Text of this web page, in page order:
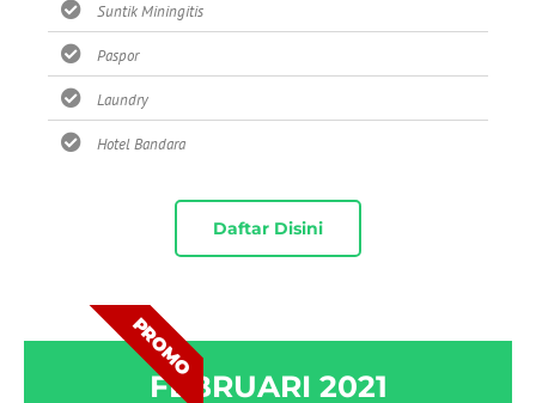
Suntik Miningitis
Paspor
Laundry
Hotel Bandara
Daftar Disini
PROMO
FEBRUARI 2021